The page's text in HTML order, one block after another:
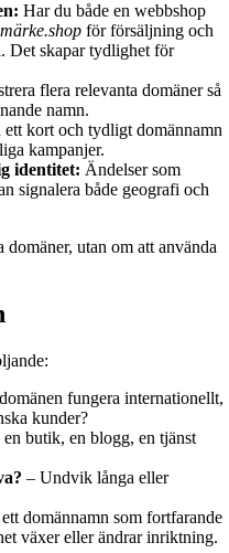
Har du både en webbshop
för försäljning och
Det skapar tydlighet för
flera relevanta domäner så
namn.
ett kort och tydligt domännamn
kampanjer.
identitet: Ändelser som
signalera både geografi och
utan om att använda
fungera internationellt,
kunder?
butik, en blogg, en tjänst
– Undvik långa eller
domännamn som fortfarande
växer eller ändrar inriktning.